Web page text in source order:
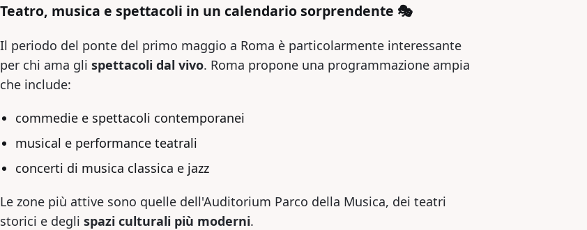
Teatro, musica e spettacoli in un calendario sorprendente 🎭
Il periodo del ponte del primo maggio a Roma è particolarmente interessante
per chi ama gli spettacoli dal vivo. Roma propone una programmazione ampia
che include:
commedie e spettacoli contemporanei
musical e performance teatrali
concerti di musica classica e jazz
Le zone più attive sono quelle dell'Auditorium Parco della Musica, dei teatri
storici e degli spazi culturali più moderni.